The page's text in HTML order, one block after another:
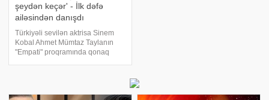
şeydən keçər' - İlk dəfə
ailəsindən danışdı
Türkiyəli sevilən aktrisa Sinem
Kobal Ahmet Mümtaz Taylanın
"Empati" proqramında qonaq